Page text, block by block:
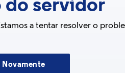
do servidor
a tentar resolver o
Novamente